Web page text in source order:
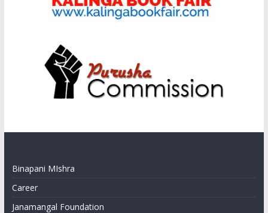
Binapani MIshra
Career
Janamangal Foundation